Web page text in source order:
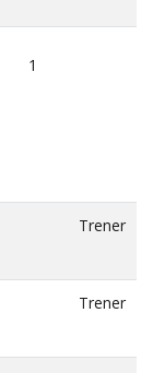
1
Trener
Trener